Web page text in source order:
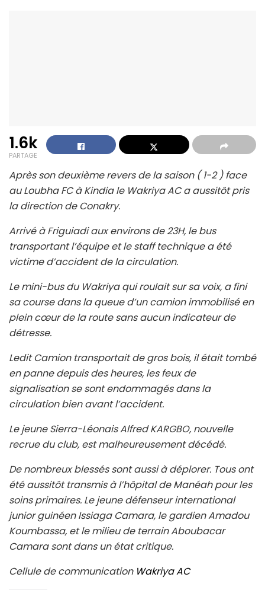
1.6k
PARTAGE
Après son deuxième revers de la saison ( 1-2 ) face
au Loubha FC à Kindia le Wakriya AC a aussitôt pris
la direction de Conakry.
Arrivé à Friguiadi aux environs de 23H, le bus
transportant l’équipe et le staff technique a été
victime d’accident de la circulation.
Le mini-bus du Wakriya qui roulait sur sa voix, a fini
sa course dans la queue d’un camion immobilisé en
plein cœur de la route sans aucun indicateur de
détresse.
Ledit Camion transportait de gros bois, il était tombé
en panne depuis des heures, les feux de
signalisation se sont endommagés dans la
circulation bien avant l’accident.
Le jeune Sierra-Léonais Alfred KARGBO, nouvelle
recrue du club, est malheureusement décédé.
De nombreux blessés sont aussi à déplorer. Tous ont
été aussitôt transmis à l’hôpital de Manéah pour les
soins primaires. Le jeune défenseur international
junior guinéen Issiaga Camara, le gardien Amadou
Koumbassa, et le milieu de terrain Aboubacar
Camara sont dans un état critique.
Cellule de communication Wakriya AC